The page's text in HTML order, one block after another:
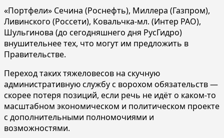
«Портфели» Сечина (Роснефть), Миллера (Газпром),
Ливинского (Россети), Ковальчка-мл. (Интер РАО),
Шульгинова (до сегодняшнего дня РусГидро)
внушительнее тех, что могут им предложить в
Правительстве.
Переход таких тяжеловесов на скучную
административную службу с ворохом обязательств —
скорее потеря позиций, если речь не идёт о каком-то
масштабном экономическом и политическом проекте
с дополнительными полномочиями и
возможностями.